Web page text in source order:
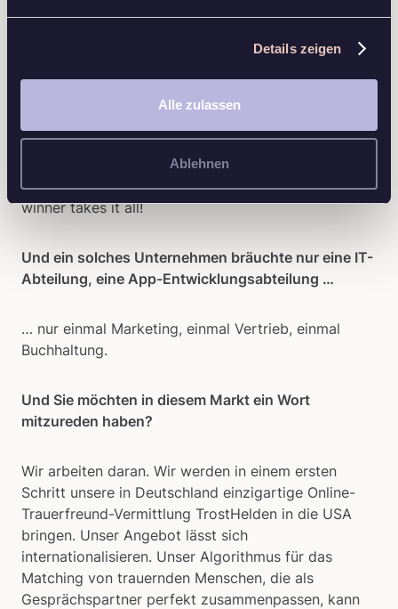
Details zeigen
Alle zulassen
Ablehnen
Die Digitalisierung wird ganz klar diesen Bereich
umfassen. Es werden bereits enorme Investitionen in
diesem Bereich vorgenommen. Und im digitalen
herauskristallisiert, die marktbeherrschend werden.
Denken Sie an Google, Amazon, Facebook mit
Instagram … Im Internet gibt es die Tendenz: The
winner takes it all!
Und ein solches Unternehmen bräuchte nur eine IT-
Abteilung, eine App-Entwicklungsabteilung …
… nur einmal Marketing, einmal Vertrieb, einmal
Buchhaltung.
Und Sie möchten in diesem Markt ein Wort
mitzureden haben?
Wir arbeiten daran. Wir werden in einem ersten
Schritt unsere in Deutschland einzigartige Online-
Trauerfreund-Vermittlung TrostHelden in die USA
bringen. Unser Angebot lässt sich
internationalisieren. Unser Algorithmus für das
Matching von trauernden Menschen, die als
Gesprächspartner perfekt zusammenpassen, kann